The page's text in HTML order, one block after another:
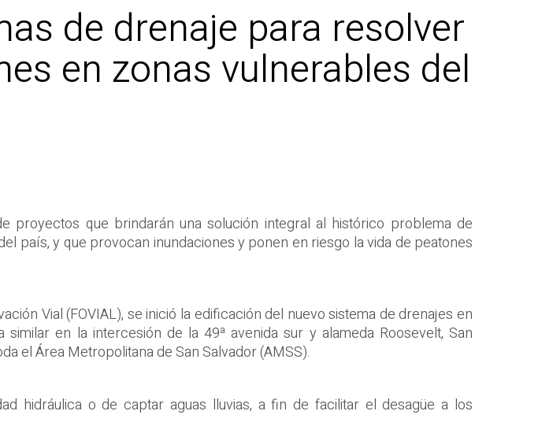
de drenaje para resolver
en zonas vulnerables del
proyectos que brindarán una solución integral al histórico problema de
país, y que provocan inundaciones y ponen en riesgo la vida de peatones
Vial (FOVIAL), se inició la edificación del nuevo sistema de drenajes en
en la intercesión de la 49ª avenida sur y alameda Roosevelt, San
el Área Metropolitana de San Salvador (AMSS).
hidráulica o de captar aguas lluvias, a fin de facilitar el desagüe a los